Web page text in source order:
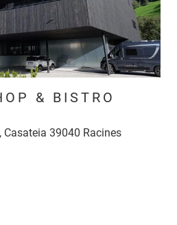
& BISTRO
39040 Racines